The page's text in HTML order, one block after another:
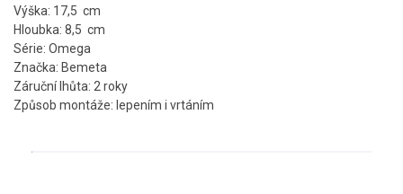
Výška: 17,5 cm
Hloubka: 8,5 cm
Série: Omega
Značka: Bemeta
Záruční lhůta: 2 roky
Způsob montáže: lepením i vrtáním